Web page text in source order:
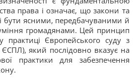
права і означає, що закони та
бути ясними, передбачуваними й
громадянами. Цей принцип
Європейського суду з
який послідовно вказує на
практики для забезпечення